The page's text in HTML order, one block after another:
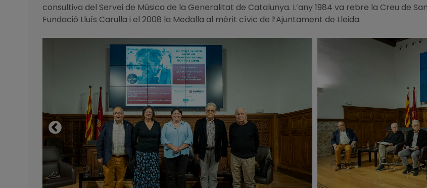
consultiva del Servei de Música de la Generalitat de Catalunya. L’any 1984 va rebre la Creu de
Fundació Lluís Carulla i el 2008 la Medalla al mèrit cívic de l’Ajuntament de Lleida.